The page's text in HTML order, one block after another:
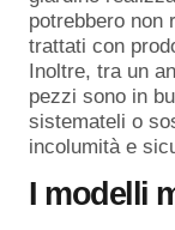
potrebbero non
trattati con
Inoltre, tra un
pezzi sono in
sistemateli o
incolumità e
I modelli